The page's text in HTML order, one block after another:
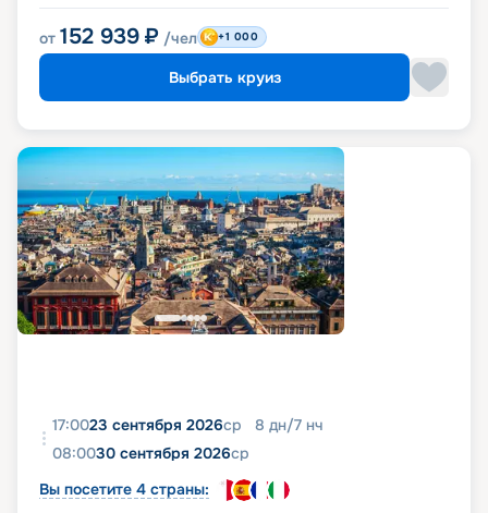
от 152 939 ₽ /чел +1 000
Выбрать круиз
17:0023 сентября 2026ср 8 дн/7 нч
08:0030 сентября 2026ср
Вы посетите 4 страны: